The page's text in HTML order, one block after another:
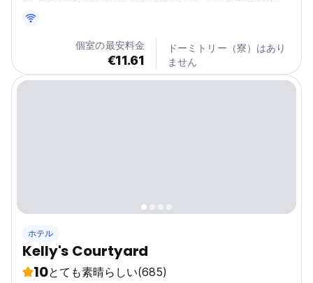
Great Wall, it is a 5-minute walk to the entrance to the
Great Wall； Only 800 meters away from the...
個室の最安料金
€11.61
ドーミトリー（寮）はあり
ません
ホテル
Kelly's Courtyard
10とても素晴らしい(685)